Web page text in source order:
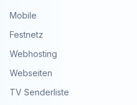
Mobile
Festnetz
Webhosting
Webseiten
TV Senderliste